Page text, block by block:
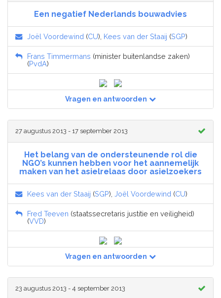
Een negatief Nederlands bouwadvies
Joël Voordewind (CU), Kees van der Staaij (SGP)
Frans Timmermans (minister buitenlandse zaken)
(PvdA)
Vragen en antwoorden
27 augustus 2013 - 17 september 2013
Het belang van de ondersteunende rol die
NGO’s kunnen hebben voor het aannemelijk
maken van het asielrelaas door asielzoekers
Kees van der Staaij (SGP), Joël Voordewind (CU)
Fred Teeven (staatssecretaris justitie en veiligheid)
(VVD)
Vragen en antwoorden
23 augustus 2013 - 4 september 2013